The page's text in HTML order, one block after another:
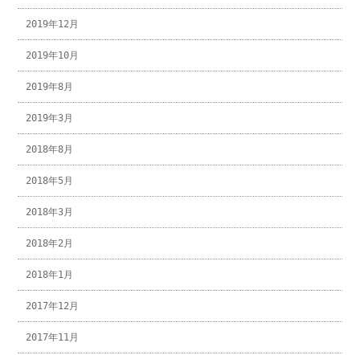
2019年12月
2019年10月
2019年8月
2019年3月
2018年8月
2018年5月
2018年3月
2018年2月
2018年1月
2017年12月
2017年11月